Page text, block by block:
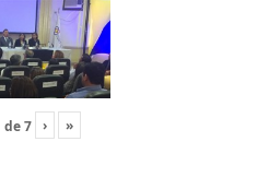
de7 › »